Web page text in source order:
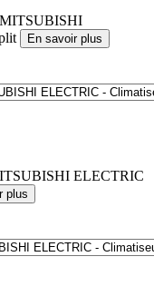
En savoir plus
ELECTRIC
plus